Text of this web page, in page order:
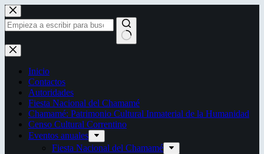
Saltar
al
contenido
Sin
resultados
Inicio
Contactos
Autoridades
Fiesta Nacional del Chamamé
Chamamé: Patrimonio Cultural Inmaterial de la Humanidad
Censo Cultural Correntino
Eventos anuales
Fiesta Nacional del Chamamé